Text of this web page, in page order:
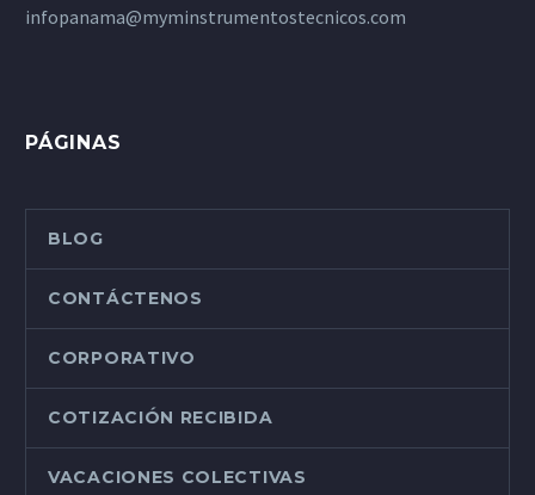
infopanama@myminstrumentostecnicos.com
PÁGINAS
BLOG
CONTÁCTENOS
CORPORATIVO
COTIZACIÓN RECIBIDA
VACACIONES COLECTIVAS